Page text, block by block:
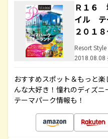
Ｒ１６
イル テ
２０１
Resort Style
2018.08.08
おすすめスポット＆もっと
んな大好き！憧れのディズ
テーマパーク情報も！